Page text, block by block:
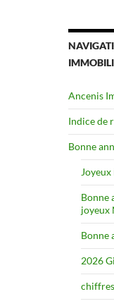
Ancenis
Indice de
Bonne
Bonne
joyeux
Bonne
2026